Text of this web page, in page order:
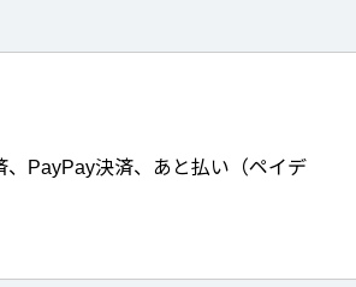
PayPay決済、あと払い（ペイデ